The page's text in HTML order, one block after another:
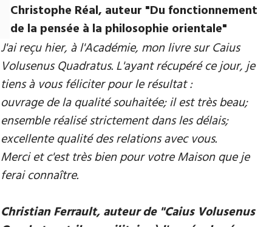
Christophe Réal, auteur ​"Du fonctionnement
de la pensée à la philosophie orientale"
J'ai reçu hier, à l'Académie, mon livre sur Caius
Volusenus Quadratus. L'ayant récupéré ce jour, je
tiens à vous féliciter pour le résultat :
ouvrage de la qualité souhaitée; il est très beau;
ensemble réalisé strictement dans les délais;
excellente qualité des relations avec vous.
Merci et c'est très bien pour votre Maison que je
ferai connaître.
Christian Ferrault, auteur de "Caius Volusenus